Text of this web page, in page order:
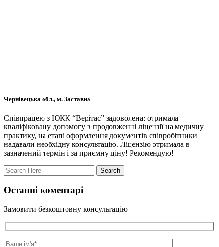
Чернівецька обл., м. Заставна
Співпрацею з ЮКК “Верітас” задоволена: отримала
кваліфіковану допомогу в продовженні ліцензії на медичну
практику, на етапі оформлення документів співробітники
надавали необхідну консультацію. Ліцензію отримала в
зазначений термін і за приємну ціну! Рекомендую!
Останні коментарі
Замовити безкоштовну консультацію